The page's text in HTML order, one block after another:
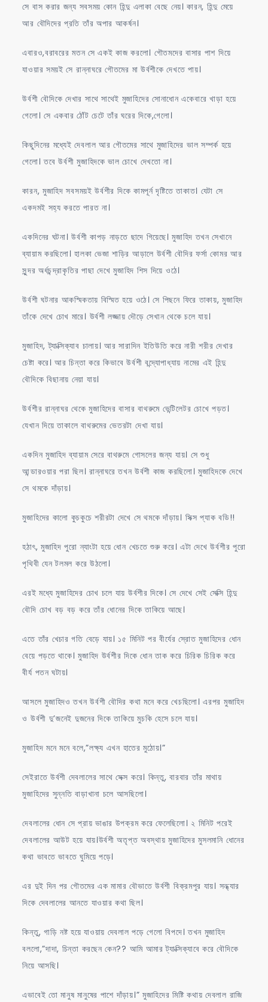
সে বাস করার জন্য সবসময় কোন হিন্দু এলাকা বেছে নেয়। কারন, হিন্দু মেয়ে
আর বৌদিদের প্রতি তাঁর অপার আকর্ষন।
এবারও,বরাবরের মতন সে একই কাজ করলো। গৌতমদের বাসার পাশ দিয়ে
যাওয়ার সময়ই সে রান্নাঘরে গৌতমের মা উর্বশীকে দেখতে পায়।
উর্বশী বৌদিকে দেখার সাথে সাথেই মুজাহিদের সোনাধোন একেবারে খাড়া হয়ে
গেলো। সে একবার ঠোঁট চেটে তাঁর ঘরের দিকে,গেলো।
কিছুদিনের মধ্যেই দেবলাল আর গৌতমের সাথে মুজাহিদের ভাল সম্পর্ক হয়ে
গেলো। তবে উর্বশী মুজাহিদকে ভাল চোখে দেখতো না।
কারন, মুজাহিদ সবসময়ই উর্বশীর দিকে কামপূর্ন দৃষ্টিতে তাকাত। যেটা সে
একদমই সহ্য করতে পারত না।
একদিনের ঘটনা। উর্বশী কাপড় নাড়তে ছাদে গিয়েছে। মুজাহিদ তখন সেখানে
ব্যায়াম করছিলো। হালকা ভেজা শাড়ির আড়ালে উর্বশী বৌদির ফর্সা কোমর আর
সুন্দর অর্ধচন্দ্রাকৃতির পাছা দেখে মুজাহিদ শিস দিয়ে ওঠে।
উর্বশী ঘটনার আকস্মিকতায় বিস্মিত হয়ে ওঠে। সে পিছনে ফিরে তাকায়, মুজাহিদ
তাঁকে দেখে চোখ মারে। উর্বশী লজ্জায় দৌড়ে সেখান থেকে চলে যায়।
মুজাহিদ, ট্যাক্সিক্যাব চালায়। আর সারাদিন ইতিউতি করে নারী শরীর দেখার
চেষ্টা করে। আর চিন্তা করে কিভাবে উর্বশী বন্দ্যোপাধ্যায় নামের এই হিন্দু
বৌদিকে বিছানায় নেয়া যায়।
উর্বশীর রান্নাঘর থেকে মুজাহিদের বাসার বাথরুমে ভেন্টিলেটর চোখে পড়ত।
যেখান দিয়ে তাকালে বাথরুমের ভেতরটা দেখা যায়।
একদিন মুজাহিদ ব্যায়াম সেরে বাথরুমে গোসলের জন্য যায়। সে শুধু
আন্ডারওয়ার পরা ছিল। রান্নাঘরে তখন উর্বশী কাজ করছিলো। মুজাহিদকে দেখে
সে থমকে দাঁড়ায়।
মুজাহিদের কালো কুচকুচে শরীরটা দেখে সে থমকে দাঁড়ায়। সিক্স প্যাক বডি!!
হঠাৎ, মুজাহিদ পুরো ন্যাংটা হয়ে ধোন খেচতে শুরু করে। এটা দেখে উর্বশীর পুরো
পৃথিবী যেন টলমল করে উঠলো।
এরই মধ্যে মুজাহিদের চোখ চলে যায় উর্বশীর দিকে। সে দেখে সেই সেক্সি হিন্দু
বৌদি চোখ বড় বড় করে তাঁর ধোনের দিকে তাকিয়ে আছে।
এতে তাঁর খেচার গতি বেড়ে যায়। ১৫ মিনিট পর বীর্যের স্রোত মুজাহিদের ধোন
বেয়ে পড়তে থাকে। মুজাহিদ উর্বশীর দিকে ধোন তাক করে চিরিক চিরিক করে
বীর্য পতন ঘটায়।
আসলে মুজাহিদও তখন উর্বশী বৌদির কথা মনে করে খেচছিলো। এরপর মুজাহিদ
ও উর্বশী দু’জনেই দুজনের দিকে তাকিয়ে মুচকি হেসে চলে যায়।
মুজাহিদ মনে মনে বলে,”লক্ষ্য এখন হাতের মুঠোয়।”
সেইরাতে উর্বশী দেবলালের সাথে সেক্স করে। কিন্তু, বারবার তাঁর মাথায়
মুজাহিদের সুন্নতি বাড়াখানা চলে আসছিলো।
দেবলালের ধোন সে প্রায় ভাঙার উপক্রম করে ফেলেছিলো। ২ মিনিট পরেই
দেবলালের আউট হয়ে যায়।উর্বশী অতৃপ্ত অবস্থায় মুজাহিদের মুসলমানি ধোনের
কথা ভাবতে ভাবতে ঘুমিয়ে পড়ে।
এর দুই দিন পর গৌতমের এক মামার বৌভাতে উর্বশী বিক্রমপুর যায়। সন্ধ্যার
দিকে দেবলালের আনতে যাওয়ার কথা ছিল।
কিন্তু, গাড়ি নষ্ট হয়ে যাওয়ায় দেবলাল পড়ে গেলো বিপদে। তখন মুজাহিদ
বললো,”দাদা, চিন্তা করছেন কেন?? আমি আমার ট্যাক্সিক্যাবে করে বৌদিকে
নিয়ে আসছি।
এভাবেই তো মানুষ মানুষের পাশে দাঁড়ায়।” মুজাহিদের মিষ্টি কথায় দেবলাল রাজি